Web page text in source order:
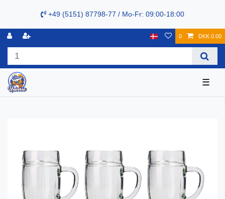
+49 (5151) 87798-77 / Mo-Fr: 09:00-18:00
0 DKK 0.00
☰